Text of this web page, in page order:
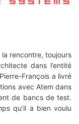
la rencontre, toujours
dans l’entité
François a livré
avec Atem dans
de bancs de test.
qu’il a bien voulu